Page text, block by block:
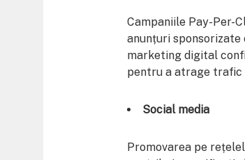
Campaniile Pay-Per-
anunțuri
marketing digital
pentru a atrage trafic
Social media
Promovarea pe